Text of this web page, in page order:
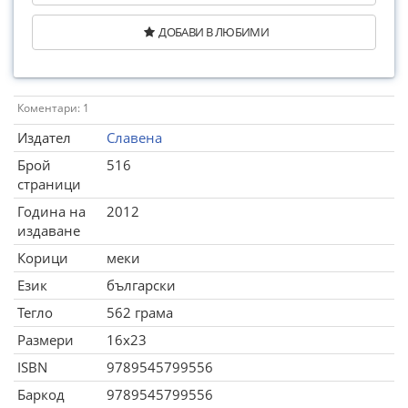
ДОБАВИ В ЛЮБИМИ
Коментари: 1
Издател
Славена
Брой
страници
516
Година на
издаване
2012
Корици
меки
Език
български
Тегло
562 грама
Размери
16x23
ISBN
9789545799556
Баркод
9789545799556